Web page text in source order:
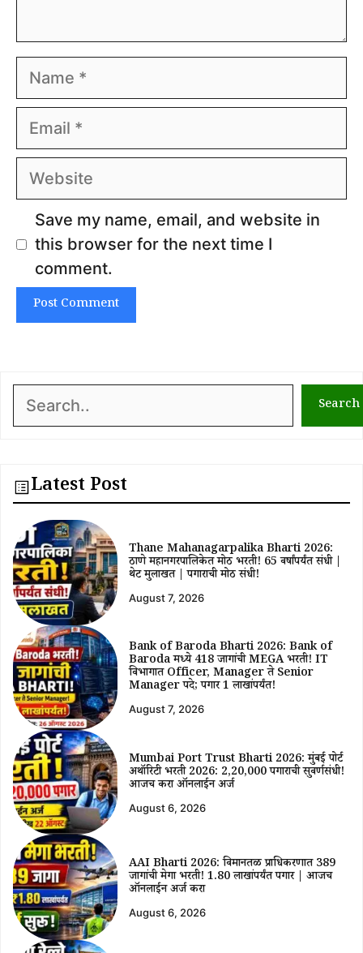
Name
Email
Website
Save my name, email, and website in
this browser for the next time I
comment.
Search Search
Latest Post
Thane Mahanagarpalika Bharti 2026:
ठाणे महानगरपालिकेत मोठी भरती! 65 वर्षांपर्यंत संधी |
थेट मुलाखत | पगाराची मोठी संधी!
August 7, 2026
Bank of Baroda Bharti 2026: Bank of
Baroda मध्ये 418 जागांची MEGA भरती! IT
विभागात Officer, Manager ते Senior
Manager पदे; पगार ₹1 लाखांपर्यंत!
August 7, 2026
Mumbai Port Trust Bharti 2026: मुंबई पोर्ट
अथॉरिटी भरती 2026: ₹2,20,000 पगाराची सुवर्णसंधी!
आजच करा ऑनलाईन अर्ज
August 6, 2026
AAI Bharti 2026: विमानतळ प्राधिकरणात 389
जागांची मेगा भरती! ₹1.80 लाखांपर्यंत पगार | आजच
ऑनलाईन अर्ज करा
August 6, 2026